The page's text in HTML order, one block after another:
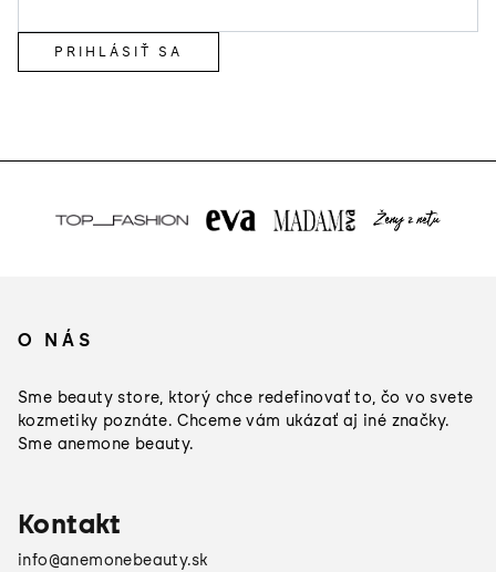
PRIHLÁSIŤ SA
O NÁS
Sme beauty store, ktorý chce redefinovať to, čo vo svete
kozmetiky poznáte. Chceme vám ukázať aj iné značky.
Sme anemone beauty.
Kontakt
info@anemonebeauty.sk